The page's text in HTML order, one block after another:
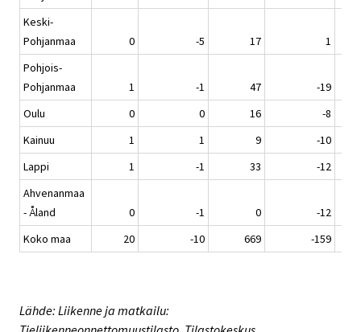
Keski-
Pohjanmaa
0 -5 17
1
Pohjois-
Pohjanmaa
1 -1 47
-19
Oulu
0 0 16
-8
Kainuu
1 1 9
-10
Lappi
1 -1 33
-12
Ahvenanmaa
- Åland
0 -1 0
-12
Koko maa
20 -10 669 -159
Lähde: Liikenne ja matkailu: